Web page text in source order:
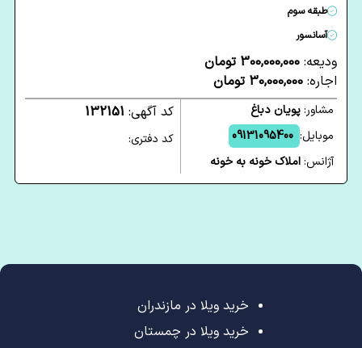
طبقه سوم
آسانسور
ودیعه: 300,000,000 تومان
اجاره: 30,000,000 تومان
مشاور:پویان دباغ
موبایل: 09131095400
آژانس:املاک خونه به خونه
کد آگهی: 132151
کد دفتری:
خرید ویلا در مازندران
خرید ویلا در چمستان